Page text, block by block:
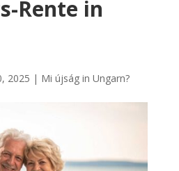
Rente in
2025 | Mi újság in Ungarn?